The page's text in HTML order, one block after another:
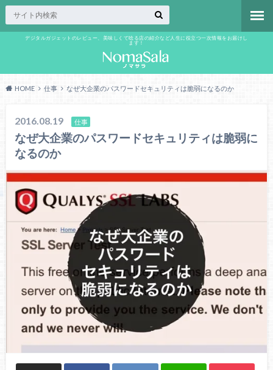
デジタルガジェットのレビュー、美味しくて唸る店の紹介など人生に役立つ一次情報をお届けし
ます！
HOME 仕事 なぜ大企業のパスワードセキュリティは脆弱になるのか
2016.08.19 仕事
なぜ大企業のパスワードセキュリティは脆弱に
なるのか